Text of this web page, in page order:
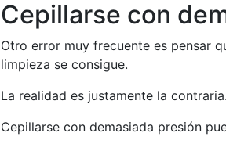
Cepillarse con
Otro error muy frecuente es pensar
limpieza se consigue.
La realidad es justamente la contraria.
Cepillarse con demasiada presión